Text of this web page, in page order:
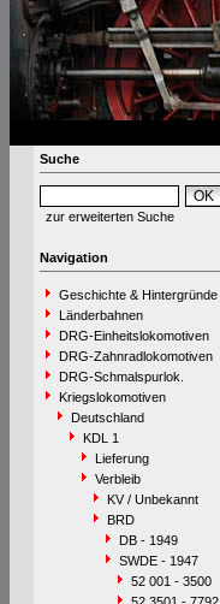
Suche
zur erweiterten Suche
Navigation
Geschichte & Hintergründe
Länderbahnen
DRG-Einheitslokomotiven
DRG-Zahnradlokomotiven
DRG-Schmalspurlok.
Kriegslokomotiven
Deutschland
KDL 1
Lieferung
Verbleib
KV / Unbekannt
BRD
DB - 1949
SWDE - 1947
52 001 - 3500